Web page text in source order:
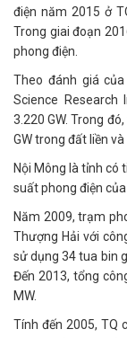
điện năm 2015 ở
Trong giai đoạn
phong điện.
Theo đánh giá
Science
3.220 GW. Trong
GW trong đất liền và
Nội Mông là tỉnh có
suất phong điện
Năm 2009, trạm
Thượng Hải với
sử dụng 34 tua bin
Đến 2013, tổng
MW.
Tính đến 2005, TQ